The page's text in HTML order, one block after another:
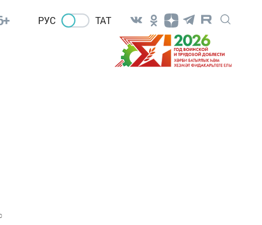
РУС ТАТ